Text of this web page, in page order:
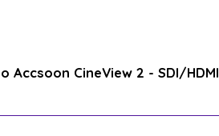
Accsoon CineView 2 - SDI/HDMI